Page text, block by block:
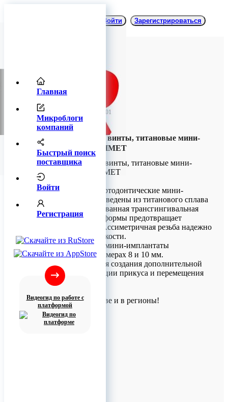
Главная
Микроблоги
компаний
Быстрый поиск
поставщика
Войти
Регистрация
Видеогид по работе с
платформой
Войти Зарегистрироваться
08 мая 2026 06:01
Ортодонтические винты, титановые мини-
имплантаты КОНМЕТ
Ортодонтические винты, титановые мини-
имплантаты КОНМЕТ
Высокопрочные ортодонтические мини-
имплантаты произведены из титанового сплава
Ti6AI7Nb. Полированная трансгингивальная
часть конической формы предотвращает
инфицирование. Ассиметричная резьба надежно
фиксирует винт в кости.
Ортодонтические мини-имплантаты
выпускаются в размерах 8 и 10 мм.
Предназначены для создания дополнительной
опоры при коррекции прикуса и перемещения
зубов.
Доставка по Москве и в регионы!